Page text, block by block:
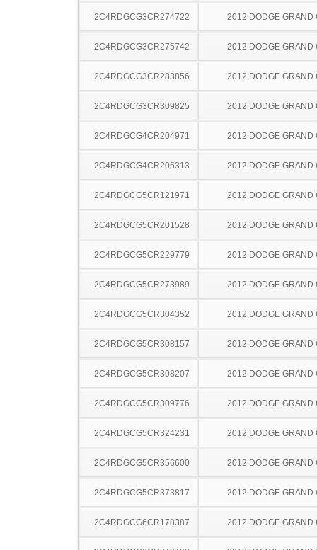
2C4RDGCG3CR274722 2012 DODGE GRAND
2C4RDGCG3CR275742 2012 DODGE GRAND
2C4RDGCG3CR283856 2012 DODGE GRAND
2C4RDGCG3CR309825 2012 DODGE GRAND
2C4RDGCG4CR204971 2012 DODGE GRAND
2C4RDGCG4CR205313 2012 DODGE GRAND
2C4RDGCG5CR121971 2012 DODGE GRAND
2C4RDGCG5CR201528 2012 DODGE GRAND
2C4RDGCG5CR229779 2012 DODGE GRAND
2C4RDGCG5CR273989 2012 DODGE GRAND
2C4RDGCG5CR304352 2012 DODGE GRAND
2C4RDGCG5CR308157 2012 DODGE GRAND
2C4RDGCG5CR308207 2012 DODGE GRAND
2C4RDGCG5CR309776 2012 DODGE GRAND
2C4RDGCG5CR324231 2012 DODGE GRAND
2C4RDGCG5CR356600 2012 DODGE GRAND
2C4RDGCG5CR373817 2012 DODGE GRAND
2C4RDGCG6CR178387 2012 DODGE GRAND